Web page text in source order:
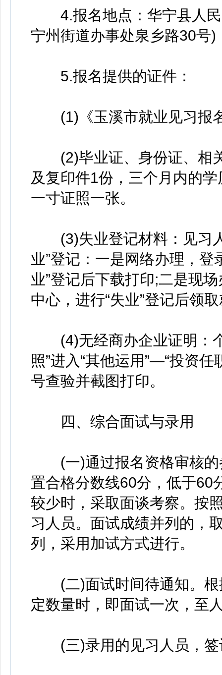
4.报名地点：华宁县人民
宁州街道办事处泉乡路30号)
5.报名提供的证件：
(1)《玉溪市就业见习报
(2)毕业证、身份证、相
及复印件1份，三个月内的
一寸证照一张。
(3)失业登记材料：见习人
业”登记：一是网络办理，登
业”登记后下载打印;二是现
中心，进行“失业”登记后领
(4)无经商办企业证明：个
照”进入“其他运用”—“投资
号查验并截图打印。
四、综合面试与录用
(一)通过报名资格审核的
置合格分数线60分，低于60
较少时，采取面谈考察。按
习人员。面试成绩并列的，
列，采用加试方式进行。
(二)面试时间待通知。根
定数量时，即面试一次，至
(三)录用的见习人员，签